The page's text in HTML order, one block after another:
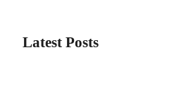
Latest Posts